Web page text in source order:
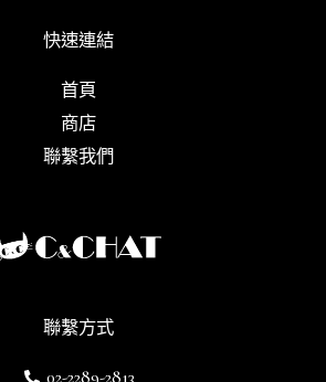
聯繫方式
02-2289-2813
快速連結
首頁
商店
聯繫我們